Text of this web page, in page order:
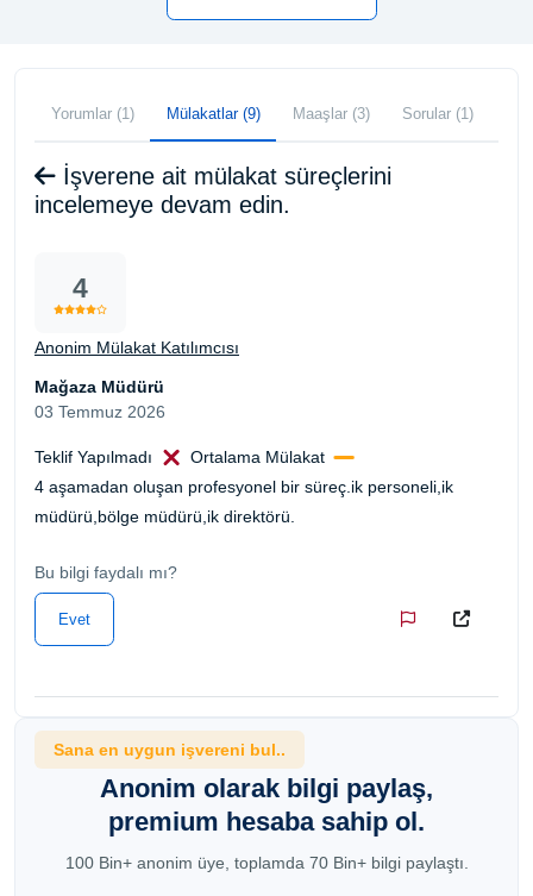
Yorumlar (1) Mülakatlar (9) Maaşlar (3) Sorular (1)
İşverene ait mülakat süreçlerini
incelemeye devam edin.
4
Anonim Mülakat Katılımcısı
Mağaza Müdürü
03 Temmuz 2026
Teklif Yapılmadı
Ortalama Mülakat
4 aşamadan oluşan profesyonel bir süreç.ik personeli,ik
müdürü,bölge müdürü,ik direktörü.
Bu bilgi faydalı mı?
Evet
Sana en uygun işvereni bul..
Anonim olarak bilgi paylaş,
premium hesaba sahip ol.
100 Bin+ anonim üye, toplamda 70 Bin+ bilgi paylaştı.